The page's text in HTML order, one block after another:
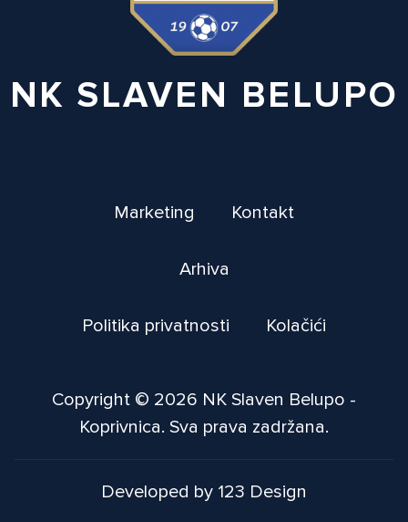
NK SLAVEN BELUPO
Marketing Kontakt
Arhiva
Politika privatnosti Kolačići
Copyright © 2026 NK Slaven Belupo -
Koprivnica. Sva prava zadržana.
Developed by 123 Design